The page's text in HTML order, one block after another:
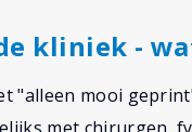
kliniek -
"alleen mooi
met chirurgen,